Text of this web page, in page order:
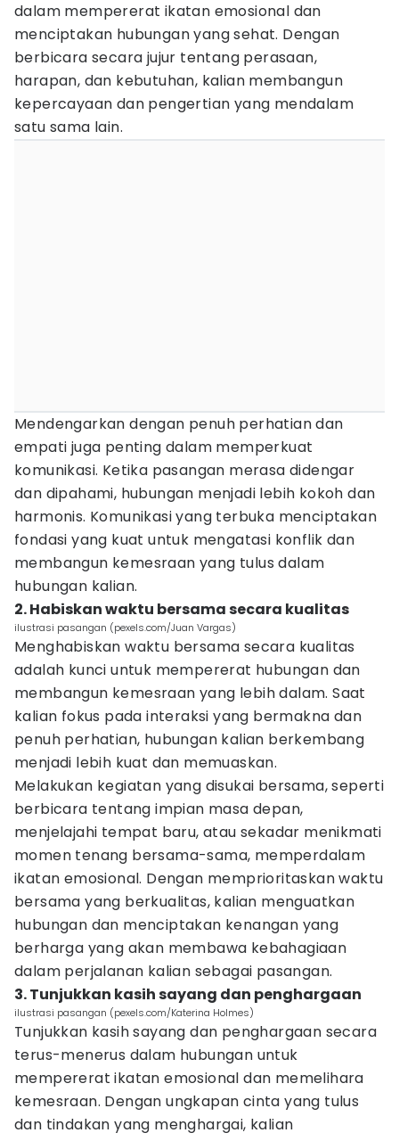
dalam mempererat ikatan emosional dan
menciptakan hubungan yang sehat. Dengan
berbicara secara jujur tentang perasaan,
harapan, dan kebutuhan, kalian membangun
kepercayaan dan pengertian yang mendalam
satu sama lain.
Mendengarkan dengan penuh perhatian dan
empati juga penting dalam memperkuat
komunikasi. Ketika pasangan merasa didengar
dan dipahami, hubungan menjadi lebih kokoh dan
harmonis. Komunikasi yang terbuka menciptakan
fondasi yang kuat untuk mengatasi konflik dan
membangun kemesraan yang tulus dalam
hubungan kalian.
2. Habiskan waktu bersama secara kualitas
ilustrasi pasangan (pexels.com/Juan Vargas)
Menghabiskan waktu bersama secara kualitas
adalah kunci untuk mempererat hubungan dan
membangun kemesraan yang lebih dalam. Saat
kalian fokus pada interaksi yang bermakna dan
penuh perhatian, hubungan kalian berkembang
menjadi lebih kuat dan memuaskan.
Melakukan kegiatan yang disukai bersama, seperti
berbicara tentang impian masa depan,
menjelajahi tempat baru, atau sekadar menikmati
momen tenang bersama-sama, memperdalam
ikatan emosional. Dengan memprioritaskan waktu
bersama yang berkualitas, kalian menguatkan
hubungan dan menciptakan kenangan yang
berharga yang akan membawa kebahagiaan
dalam perjalanan kalian sebagai pasangan.
3. Tunjukkan kasih sayang dan penghargaan
ilustrasi pasangan (pexels.com/Katerina Holmes)
Tunjukkan kasih sayang dan penghargaan secara
terus-menerus dalam hubungan untuk
mempererat ikatan emosional dan memelihara
kemesraan. Dengan ungkapan cinta yang tulus
dan tindakan yang menghargai, kalian